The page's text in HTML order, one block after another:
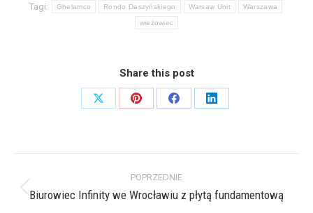
Tagi: Ghelamco Rondo Daszyńskiego Warsaw Unit Warszawa
wieżowiec
Share this post
Share
Share
Share
Share
wpisów
POPRZEDNIE
Poprzedni
Biurowiec Infinity we Wrocławiu z płytą fundamentową